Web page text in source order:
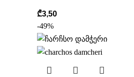
₾3,50
-49%